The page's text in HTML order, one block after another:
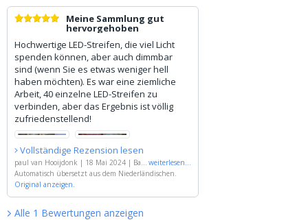
Meine Sammlung gut
hervorgehoben
Hochwertige LED-Streifen, die viel Licht
spenden können, aber auch dimmbar
sind (wenn Sie es etwas weniger hell
haben möchten). Es war eine ziemliche
Arbeit, 40 einzelne LED-Streifen zu
verbinden, aber das Ergebnis ist völlig
zufriedenstellend!
Vollständige Rezension lesen
paul van Hooijdonk | 18 Mai 2024 | Basi
erend auf'23M LED Streifen Neutralweiß
| Komplettset | BASIC 128 LEDs p/m
weiterlesen...
Automatisch übersetzt aus dem Niederländischen.
Original anzeigen.
Alle 1 Bewertungen anzeigen